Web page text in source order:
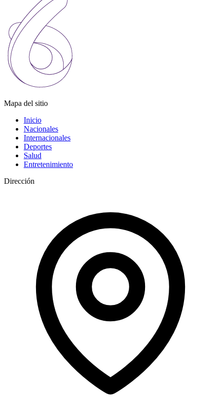
Mapa del sitio
Inicio
Nacionales
Internacionales
Deportes
Salud
Entretenimiento
Dirección